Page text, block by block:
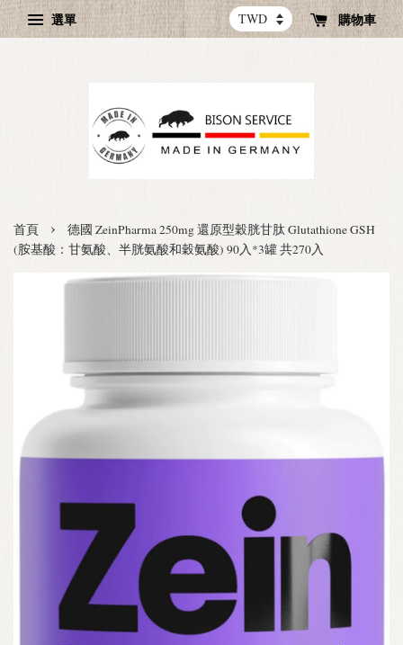
選單 購物車
首頁 ›
德國 ZeinPharma 250mg 還原型穀胱甘肽 Glutathione GSH
(胺基酸：甘氨酸、半胱氨酸和穀氨酸) 90入*3罐 共270入